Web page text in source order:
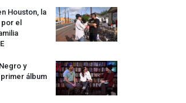
Houston, la
por el
y
álbum